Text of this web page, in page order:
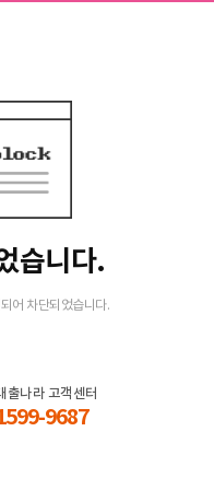
습니다.
어 차단되었습니다.
출나라 고객센터
9687